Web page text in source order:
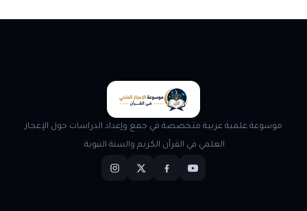
موسوعة علمية عربية متخصصة في جمع وإعداد الدراسات حول الإعجاز
العلمي في القرآن الكريم والسنة النبوية.